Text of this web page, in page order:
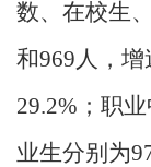
数、在校生
和969 人，
29.2% ；职
业生分别为